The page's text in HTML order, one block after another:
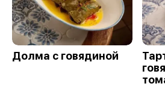
Долма с говядиной